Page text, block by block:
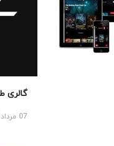
گالری طلا
07 مرداد 1405